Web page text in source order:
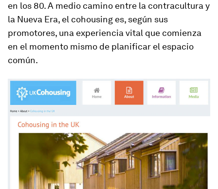
en los 80. A medio camino entre la contracultura y
la Nueva Era, el cohousing es, según sus
promotores, una experiencia vital que comienza
en el momento mismo de planificar el espacio
común.